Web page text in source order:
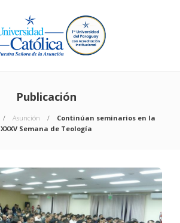
Publicación
Asunción
Continúan seminarios en la
XXXV Semana de Teología